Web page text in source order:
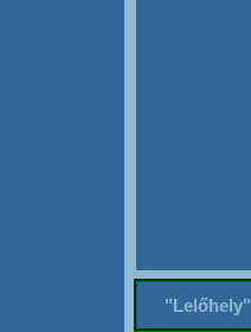
"Lelőhely"